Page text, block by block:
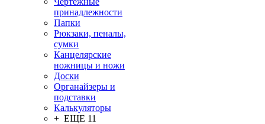
принадлежности
Папки
Рюкзаки, пеналы,
сумки
Канцелярские
ножницы и ножи
Доски
Органайзеры и
подставки
Калькуляторы
+ ЕЩЕ 11